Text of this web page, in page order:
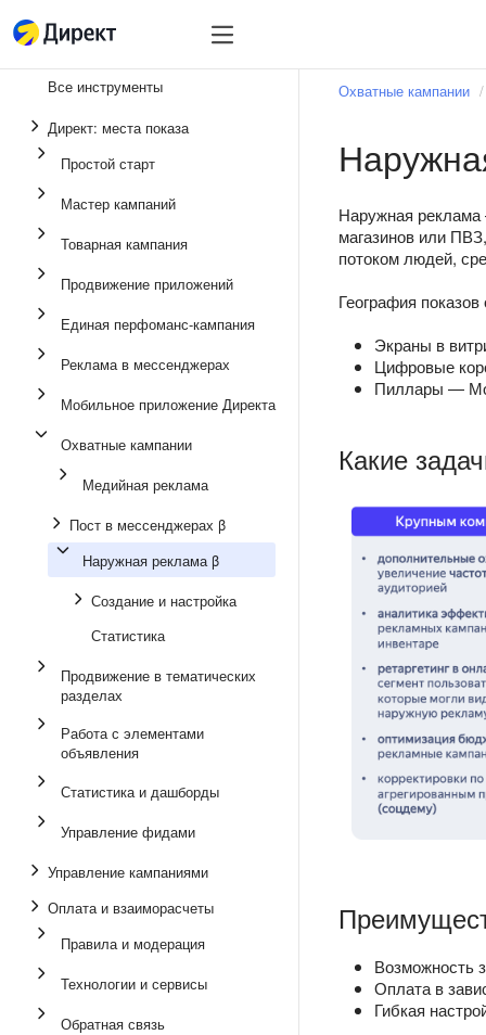
Инструменты
Реклама в
Медийная реклама
Мастер кампаний
Товарная кампания
Простой старт
Все инструменты
Директ: места показа
Простой старт
Мастер кампаний
Товарная кампания
Продвижение приложений
Единая перфоманс-кампания
Реклама в мессенджерах
Мобильное приложение Директа
Охватные кампании
Медийная реклама
Пост в мессенджерах β
Наружная реклама β
Создание и настройка
Статистика
Продвижение в тематических
разделах
Работа с элементами
объявления
Статистика и дашборды
Управление фидами
Управление кампаниями
Оплата и взаиморасчеты
Правила и модерация
Технологии и сервисы
Обратная связь
Охватные кампании
Наружная реклама
магазинов или
потоком людей,
География
Экраны в
Цифровые
Пиллары —
Какие
Возможность
Оплата в
Гибкая